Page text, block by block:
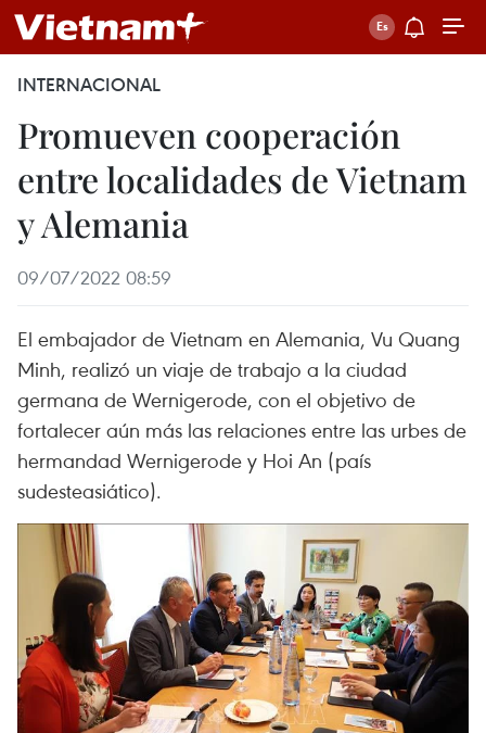
INTERNACIONAL
Promueven cooperación
entre localidades de Vietnam
y Alemania
09/07/2022 08:59
El embajador de Vietnam en Alemania, Vu Quang
Minh, realizó un viaje de trabajo a la ciudad
germana de Wernigerode, con el objetivo de
fortalecer aún más las relaciones entre las urbes de
hermandad Wernigerode y Hoi An (país
sudesteasiático).